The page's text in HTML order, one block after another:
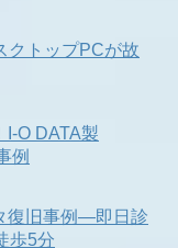
クトップPCが故
O DATA製
例
復旧事例―即日診
歩5分